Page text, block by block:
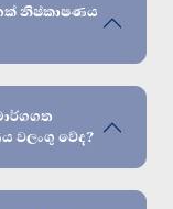
නිෂ්කාෂණය
වලංගු වේද?